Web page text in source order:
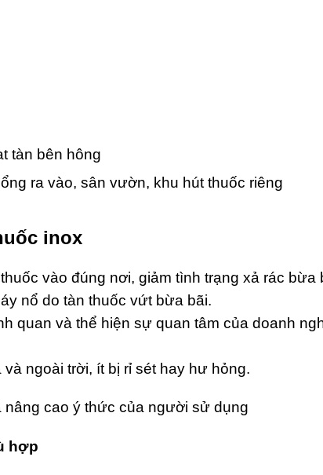
tàn bên hông
ra vào, sân vườn, khu hút thuốc riêng
inox
vào đúng nơi, giảm tình trạng xả rác bừa
nổ do tàn thuốc vứt bừa bãi.
quan và thể hiện sự quan tâm của doanh
ngoài trời, ít bị rỉ sét hay hư hỏng.
nâng cao ý thức của người sử dụng
hợp